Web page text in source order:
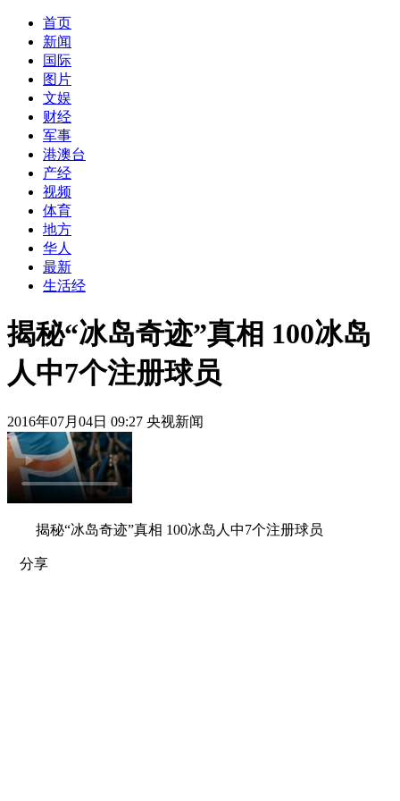
首页
新闻
国际
图片
文娱
财经
军事
港澳台
产经
视频
体育
地方
华人
最新
生活经
揭秘“冰岛奇迹”真相 100冰岛
人中7个注册球员
2016年07月04日 09:27 央视新闻
揭秘“冰岛奇迹”真相 100冰岛人中7个注册球员
分享